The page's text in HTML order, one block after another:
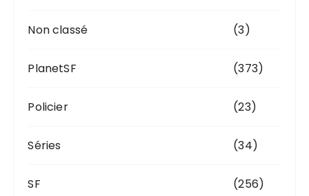
Non classé (3)
PlanetSF (373)
Policier (23)
Séries (34)
SF (256)